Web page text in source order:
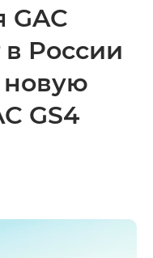
GAC
в России
новую
GS4